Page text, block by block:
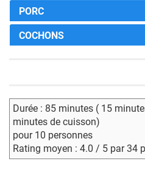
PORC
COCHONS
Durée : 85 minutes ( 15
minutes de cuisson)
pour 10 personnes
Rating moyen : 4.0 / 5 par 34